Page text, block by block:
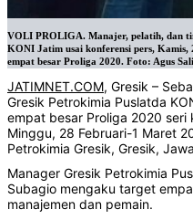
VOLI PROLIGA. Manajer, pelatih, dan
KONI Jatim usai konferensi pers,
empat besar Proliga 2020. Foto: Agus
JATIMNET.COM, Gresik –
Gresik Petrokimia Puslatda
empat besar Proliga 2020 seri
Minggu, 28 Februari-1 Maret
Petrokimia Gresik, Gresik,
Manager Gresik Petrokimia
Subagio mengaku target
manajemen dan pemain.